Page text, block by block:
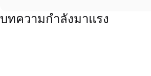
บทความกำลังมาแรง